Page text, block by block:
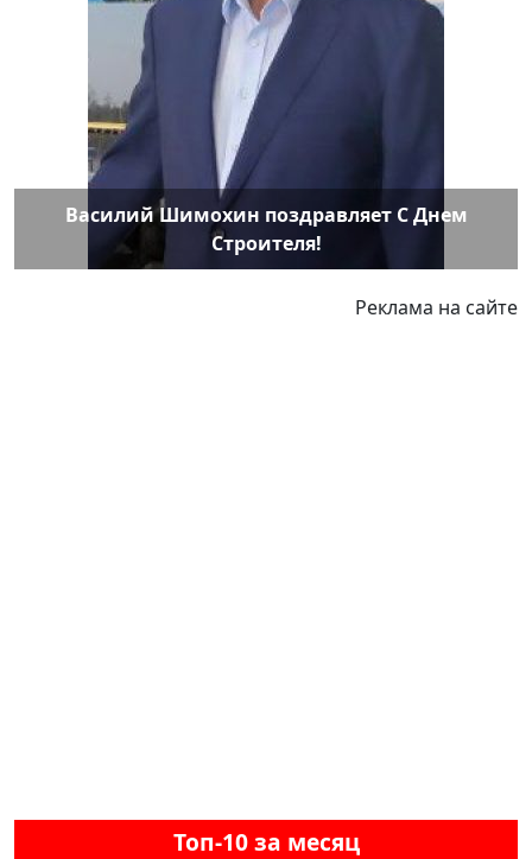
Василий Шимохин поздравляет С Днем
Строителя!
Реклама на сайте
Топ-10 за месяц